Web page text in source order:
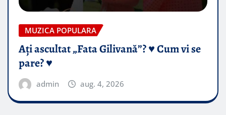
MUZICA POPULARA
Ați ascultat „Fata Gilivană”? ♥️ Cum vi se
pare? ♥️
admin aug. 4, 2026